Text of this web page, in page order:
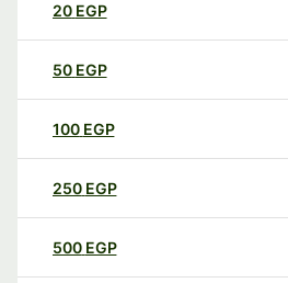
20 EGP
50 EGP
100 EGP
250 EGP
500 EGP